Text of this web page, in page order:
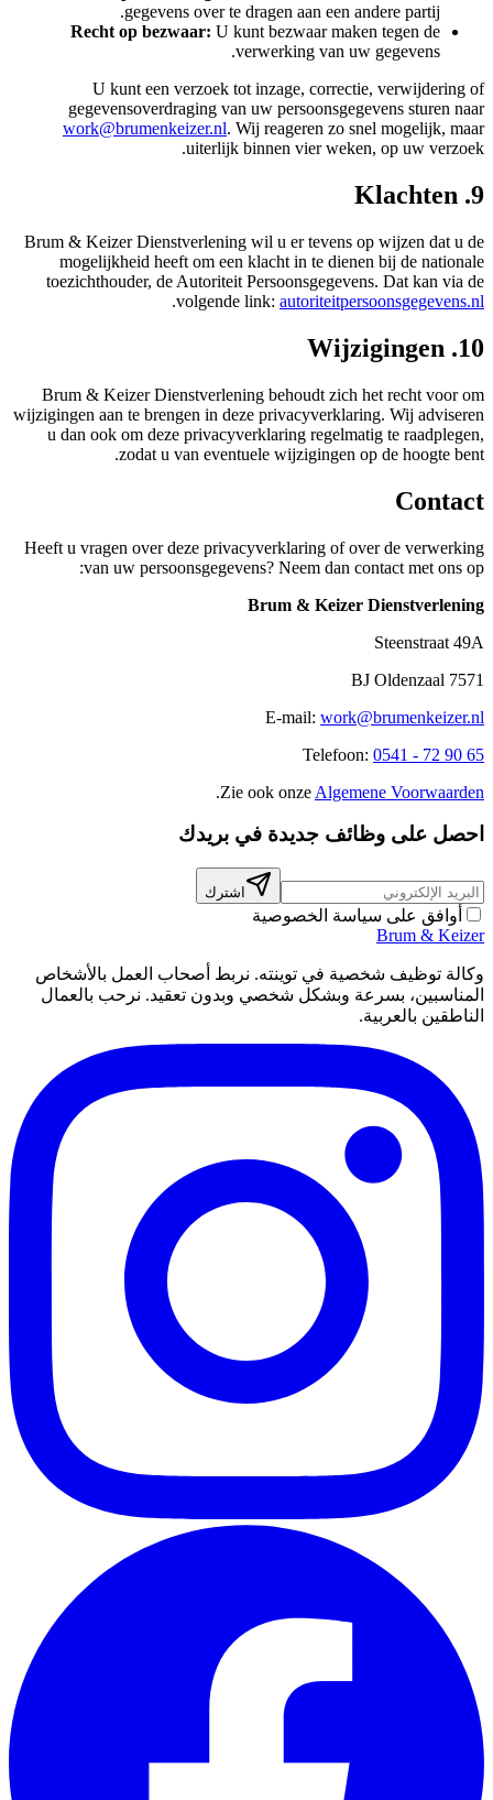
gegevens over te dragen aan een andere partij.
Recht op bezwaar: U kunt bezwaar maken tegen de
verwerking van uw gegevens.
U kunt een verzoek tot inzage, correctie, verwijdering of
gegevensoverdraging van uw persoonsgegevens sturen naar
work@brumenkeizer.nl. Wij reageren zo snel mogelijk, maar
uiterlijk binnen vier weken, op uw verzoek.
9. Klachten
Brum & Keizer Dienstverlening wil u er tevens op wijzen dat u de
mogelijkheid heeft om een klacht in te dienen bij de nationale
toezichthouder, de Autoriteit Persoonsgegevens. Dat kan via de
volgende link: autoriteitpersoonsgegevens.nl
.
10. Wijzigingen
Brum & Keizer Dienstverlening behoudt zich het recht voor om
wijzigingen aan te brengen in deze privacyverklaring. Wij adviseren
u dan ook om deze privacyverklaring regelmatig te raadplegen,
zodat u van eventuele wijzigingen op de hoogte bent.
Contact
Heeft u vragen over deze privacyverklaring of over de verwerking
van uw persoonsgegevens? Neem dan contact met ons op:
Brum & Keizer Dienstverlening
Steenstraat 49A
7571 BJ Oldenzaal
E-mail: work@brumenkeizer.nl
Telefoon: 0541 - 72 90 65
Zie ook onze Algemene Voorwaarden
.
احصل على وظائف جديدة في بريدك
اشترك
أوافق على سياسة الخصوصية
Brum & Keizer
وكالة توظيف شخصية في توينته. نربط أصحاب العمل بالأشخاص
المناسبين، بسرعة وبشكل شخصي وبدون تعقيد. نرحب بالعمال
الناطقين بالعربية.